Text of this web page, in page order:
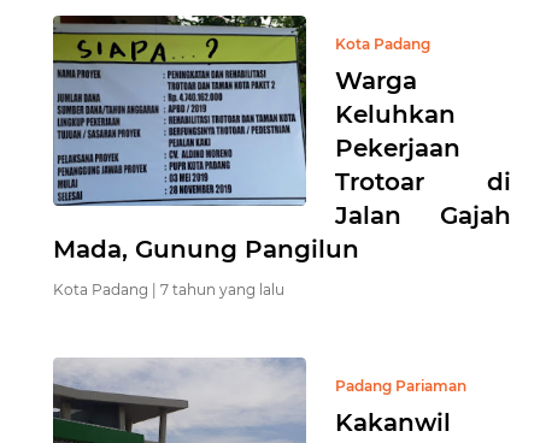
Kota Padang
Warga
Keluhkan
Pekerjaan
Trotoar di
Jalan Gajah
Mada, Gunung Pangilun
Kota Padang | 7 tahun yang lalu
Padang Pariaman
Kakanwil